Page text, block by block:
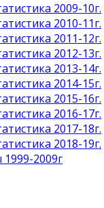
2009-10г.
2010-11г.
2011-12г.
2012-13г.
2013-14г.
2014-15г.
2015-16г.
2016-17г.
2017-18г.
2018-19г.
2009г